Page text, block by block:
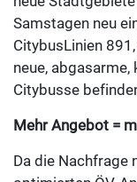
Samstagen neu
CitybusLinien
neue,
Citybusse
Mehr Angebot =
Da die Nachfrage